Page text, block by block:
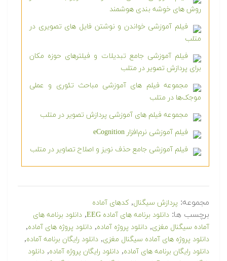
روش های خوشه بندی هوشمند
فیلم آموزشی خواندن و نوشتن فایل های تصویری در
متلب
فیلم آموزشی جامع تبدیلات و فیلترهای حوزه مکان
برای پردازش تصویر در متلب
مجموعه فیلم های آموزشی مباحث تئوری و عملی
موجک‌ها در متلب
مجموعه فیلم های آموزشی پردازش تصویر در متلب
فیلم آموزشی نرم‌افزار eCognition
فیلم آموزشی جامع حذف نویز و اصلاح تصاویر در متلب
مجموعه: پردازش سیگنال,کدهای آماده
برچسب ها: دانلود برنامه های آماده EEG , دانلود برنامه های
آماده سیگنال مغزی, دانلود پروژه آماده, دانلود پروژه های آماده,
دانلود پروژه های آماده سیگنال مغزی, دانلود رایگان برنامه آماده,
دانلود رایگان برنامه های آماده, دانلود رایگان پروژه آماده, دانلود